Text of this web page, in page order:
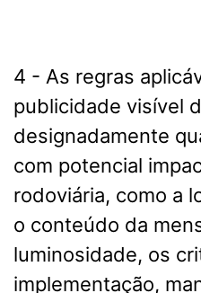
4 - As regras
publicidade visível
designadamente
com potencial
rodoviária, como a
o conteúdo da
luminosidade, os
implementação,